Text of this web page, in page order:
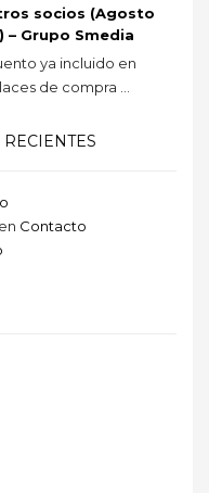
socios (Agosto
– Grupo Smedia
ya incluido en
de compra ...
en Contacto